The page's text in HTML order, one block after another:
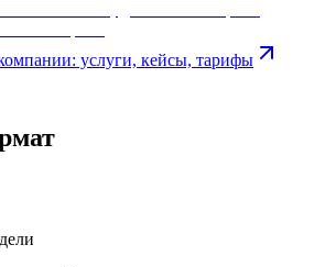
услуги, кейсы, тарифы